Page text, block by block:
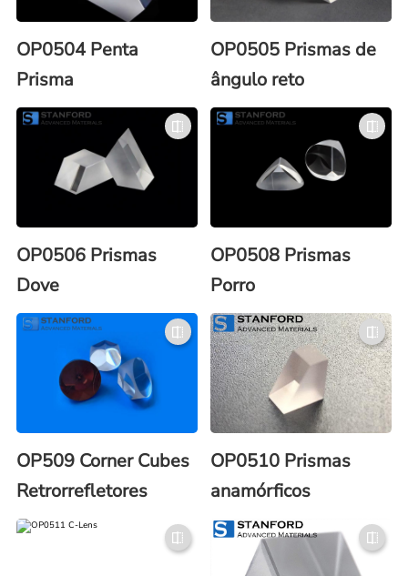
OP0504 Penta
Prisma
OP0505 Prismas de
ângulo reto
OP0506 Prismas
Dove
OP0508 Prismas
Porro
OP509 Corner Cubes
Retrorrefletores
OP0510 Prismas
anamórficos